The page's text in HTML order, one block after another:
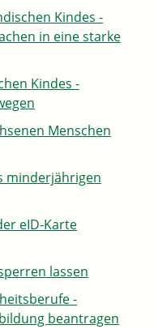
Kindes -
in eine starke
Kindes -
Menschen
minderjährigen
eID-Karte
lassen
-
beantragen